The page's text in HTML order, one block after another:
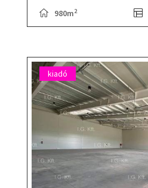
980m2
kiadó